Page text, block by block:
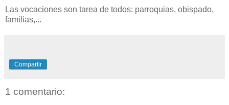
Las vocaciones son tarea de todos: parroquias, obispado,
familias,...
Compartir
1 comentario: